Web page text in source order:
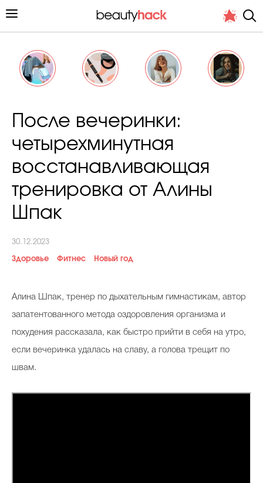
Вопрос эксперту
Папа может
После вечеринки:
четырехминутная
восстанавливающая
тренировка от Алины
Шпак
30.12.2023
Здоровье Фитнес Новый год
Алина Шпак, тренер по дыхательным гимнастикам, автор
запатентованного метода оздоровления организма и
похудения рассказала, как быстро прийти в себя на утро,
если вечеринка удалась на славу, а голова трещит по
швам.